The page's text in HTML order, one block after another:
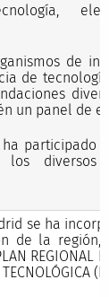
de
de
un panel de
participado
diversos
se ha
de la región,
REGIONAL